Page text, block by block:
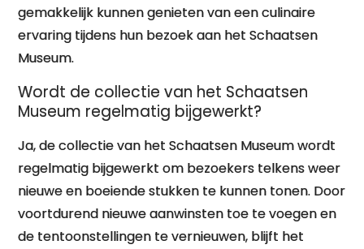
gemakkelijk kunnen genieten van een culinaire
ervaring tijdens hun bezoek aan het Schaatsen
Museum.
Wordt de collectie van het Schaatsen
Museum regelmatig bijgewerkt?
Ja, de collectie van het Schaatsen Museum wordt
regelmatig bijgewerkt om bezoekers telkens weer
nieuwe en boeiende stukken te kunnen tonen. Door
voortdurend nieuwe aanwinsten toe te voegen en
de tentoonstellingen te vernieuwen, blijft het